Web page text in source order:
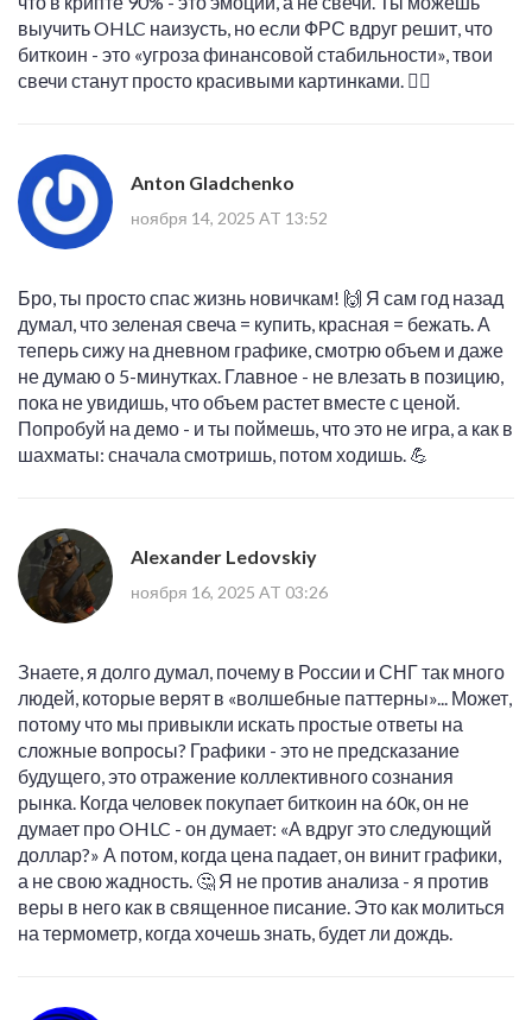
выучить OHLC наизусть, но если ФРС вдруг решит, что
биткоин - это «угроза финансовой стабильности», твои
свечи станут просто красивыми картинками. 🤷‍♀️
Anton Gladchenko
ноября 14, 2025 AT 13:52
Бро, ты просто спас жизнь новичкам! 🙌 Я сам год назад
думал, что зеленая свеча = купить, красная = бежать. А
теперь сижу на дневном графике, смотрю объем и даже
не думаю о 5-минутках. Главное - не влезать в позицию,
пока не увидишь, что объем растет вместе с ценой.
Попробуй на демо - и ты поймешь, что это не игра, а как в
шахматы: сначала смотришь, потом ходишь. 💪
Alexander Ledovskiy
ноября 16, 2025 AT 03:26
Знаете, я долго думал, почему в России и СНГ так много
людей, которые верят в «волшебные паттерны»... Может,
потому что мы привыкли искать простые ответы на
сложные вопросы? Графики - это не предсказание
будущего, это отражение коллективного сознания
рынка. Когда человек покупает биткоин на 60к, он не
думает про OHLC - он думает: «А вдруг это следующий
доллар?» А потом, когда цена падает, он винит графики,
а не свою жадность. 🤔 Я не против анализа - я против
веры в него как в священное писание. Это как молиться
на термометр, когда хочешь знать, будет ли дождь.